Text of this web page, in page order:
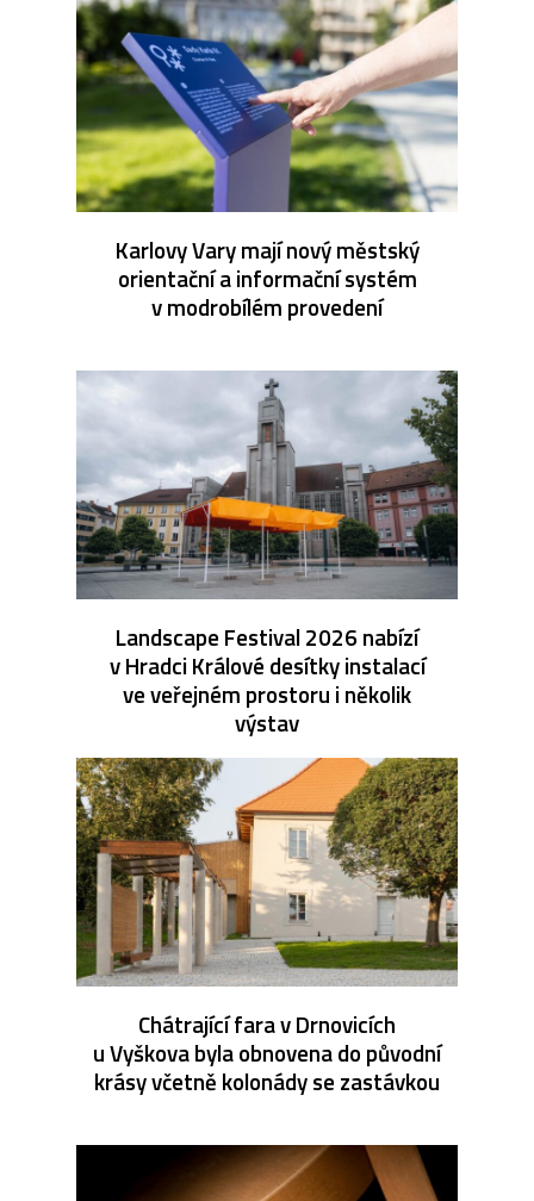
Karlovy Vary mají nový městský
orientační a informační systém
v modrobílém provedení
Landscape Festival 2026 nabízí
v Hradci Králové desítky instalací
ve veřejném prostoru i několik
výstav
Chátrající fara v Drnovicích
u Vyškova byla obnovena do původní
krásy včetně kolonády se zastávkou